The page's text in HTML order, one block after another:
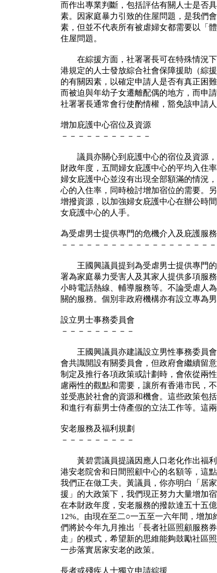
而作出專業判斷，包括評估有關人士是否
素。因家庭暴力引致的住屋問題，是我們
素，但並不代表所有被虐婦女都需要以「
住屋問題。
在綜援方面，社署署長可在特殊情況下
港規定的人士發放綜合社會保障援助（綜
的有關因素，以確定申請人是否有真正困
而被迫與年幼子女遷離配偶的地方，而申
社署署長通常會行使酌情權，豁免該申請
增加庇護中心宿位及資源
－－－－－－－－－－－
議員亦關心到庇護中心的宿位及資源，
財政年度，五間婦女庇護中心的平均入住
婦女庇護中心並沒有出現全部額滿的情況
心的入住率，同時檢討增加宿位的需要。
增撥資源，以加強婦女庇護中心在辦公時
女庇護中心的人手。
為受虐男士提供專門的危機介入及庇護服務
－－－－－－－－－－－－－－－－－－－
王國興議員提到為受虐男士提供專門的
署為家庭暴力受害人及其家人提供多項服
小時電話熱線、輔導服務等。不論受虐人
關的服務。個別非政府機構亦有設立專為
設立男士事務委員會
－－－－－－－－－
王國興議員亦建議設立男性事務委員會
會共識開設有關委員會，但政府會繼續留
制定及推行各項政策或計劃時，會依從兩
慮兩性的觀點和需要，讓所有香港市民，
並受惠於社會的資源和機會。這些政策包
和進行有薪男士侍產假的立法工作等。這
安老服務及福利規劃
－－－－－－－－－
黃碧雲議員提議因應人口老化作出福利
港安老院舍和日間照顧中心的名額等，這
我們正在做工夫。黃議員，你亦明白「居
援」的大政策下，我們現正努力大量增加
在本財政年度，安老服務的撥款達五十五
12%。由現在至二○一五至一六年間，增加
們將於今年九月推出「長者社區照顧服務
走」的模式，希望新的思維能夠鼓勵社區
一步落實居家安老的政策。
長者或殘疾人士獨立申請綜援